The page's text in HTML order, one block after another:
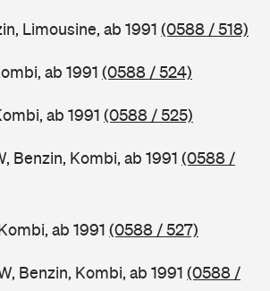
Limousine, ab 1991 (0588 / 518)
ab 1991 (0588 / 524)
ab 1991 (0588 / 525)
Benzin, Kombi, ab 1991 (0588 /
ab 1991 (0588 / 527)
Benzin, Kombi, ab 1991 (0588 /